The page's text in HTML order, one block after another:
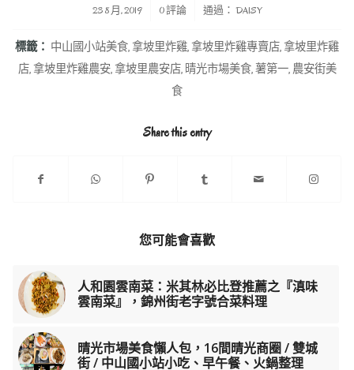
23 8 月, 2019
/ 0 評論 通過： DAISY
標籤： 中山國小站美食,拿坡里炸雞,拿坡里炸雞專賣店,拿坡里炸雞
店,拿坡里炸雞農安,拿坡里農安店, 晴光市場美食,薯第一, 農安街美
食
Share this entry
您可能會喜歡
人和園雲南菜：米其林必比登推薦之『滇味
雲南菜』，錦州街老字號合菜料理
晴光市場美食懶人包，16間晴光商圈 / 雙城
街 / 中山國小站小吃、早午餐、火鍋整理